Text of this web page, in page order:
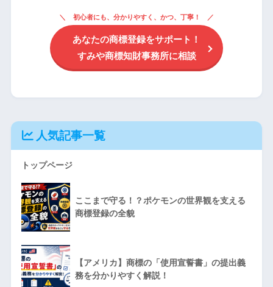
初心者にも、分かりやすく、かつ、丁寧！
あなたの商標登録をサポート！
すみや商標知財事務所に相談
人気記事一覧
トップページ
ここまで守る！？ポケモンの世界観を支える
商標登録の全貌
【アメリカ】商標の「使用宣誓書」の提出義
務を分かりやすく解説！